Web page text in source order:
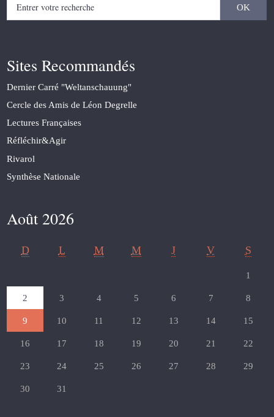
Sites Recommandés
Dernier Carré "Weltanschauung"
Cercle des Amis de Léon Degrelle
Lectures Françaises
Réfléchir&Agir
Rivarol
Synthèse Nationale
Août 2026
D L M M J V S
1
2 3 4 5 6 7 8
9 10 11 12 13 14 15
16 17 18 19 20 21 22
23 24 25 26 27 28 29
30 31